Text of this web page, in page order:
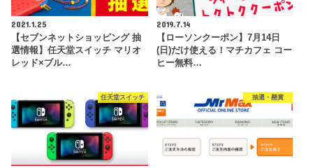
2021.1.25
【セブンネットショッピング 抽
選情報】任天堂スイッチ マリオ
レッド×ブル…
2019.7.14
【ローソンクーポン】7月14日
(日)だけ使える！マチカフェ コー
ヒー無料…
任天堂スイッチ 抽選・懸賞